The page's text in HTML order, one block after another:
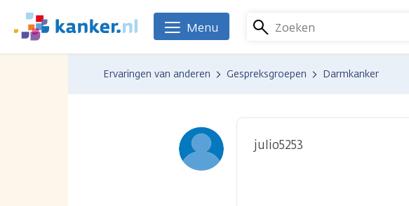
naar
We
zijn
Zoeken
Menu
Ervaringen van anderen Gespreksgroepen Darmkanker
julio5253